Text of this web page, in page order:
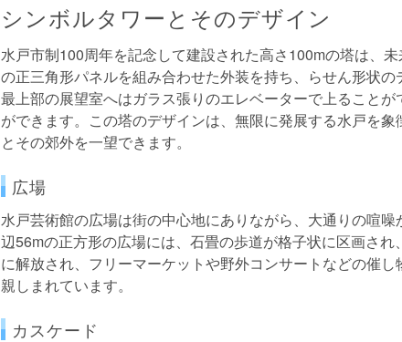
シンボルタワーとそのデザイン
水戸市制100周年を記念して建設された高さ100mの塔は、
の正三角形パネルを組み合わせた外装を持ち、らせん形状
最上部の展望室へはガラス張りのエレベーターで上ること
ができます。この塔のデザインは、無限に発展する水戸を
とその郊外を一望できます。
広場
水戸芸術館の広場は街の中心地にありながら、大通りの喧
辺56mの正方形の広場には、石畳の歩道が格子状に区画さ
に解放され、フリーマーケットや野外コンサートなどの催
親しまれています。
カスケード